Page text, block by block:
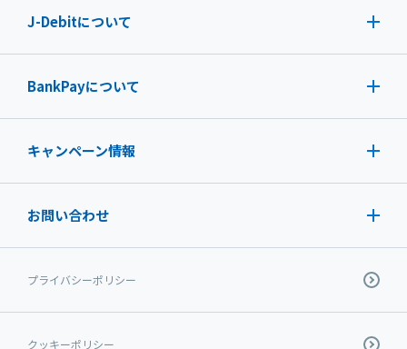
J-Debitについて
BankPayについて
キャンペーン情報
お問い合わせ
プライバシーポリシー
クッキーポリシー